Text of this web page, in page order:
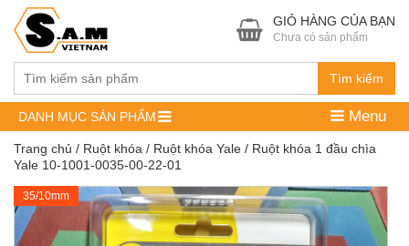
Tìm kiếm
GIỎ HÀNG CỦA BẠN
Chưa có sản phẩm
DANH MỤC SẢN PHẨM Menu
Trang chủ / Ruột khóa / Ruột khóa Yale / Ruột khóa 1 đầu chìa
Yale 10-1001-0035-00-22-01
35/10mm